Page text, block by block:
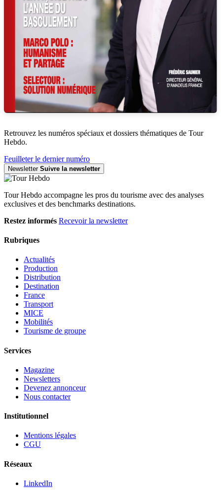
Retrouvez les numéros spéciaux et dossiers thématiques de Tour
Hebdo.
Feuilleter le dernier numéro
Newsletter Suivre la newsletter
Tour Hebdo accompagne les pros du tourisme avec des analyses
exclusives et des benchmarks destinations.
Restez informés Recevoir la newsletter
Rubriques
Actualités
Production
Distribution
Destination
France
Transport
MICE
Mobilités
Tourisme de groupe
Services
Magazine
Newsletters
Devenez annonceur
Nous contacter
Institutionnel
Mentions légales
CGU
Réseaux
LinkedIn